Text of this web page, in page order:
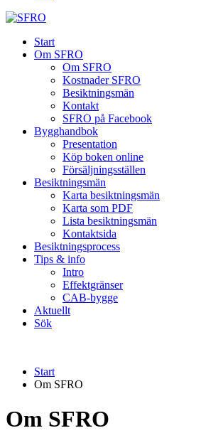
Start
Om SFRO
Om SFRO
Kostnader SFRO
Besiktningsmän
Kontakt
SFRO på Facebook
Bygghandbok
Presentation
Köp boken online
Försäljningsställen
Besiktningsmän
Karta besiktningsmän
Karta som PDF
Lista besiktningsmän
Kontaktsida
Besiktningsprocess
Tips & info
Intro
Effektgränser
CAB-bygge
Aktuellt
Sök
Start
Om SFRO
Om SFRO